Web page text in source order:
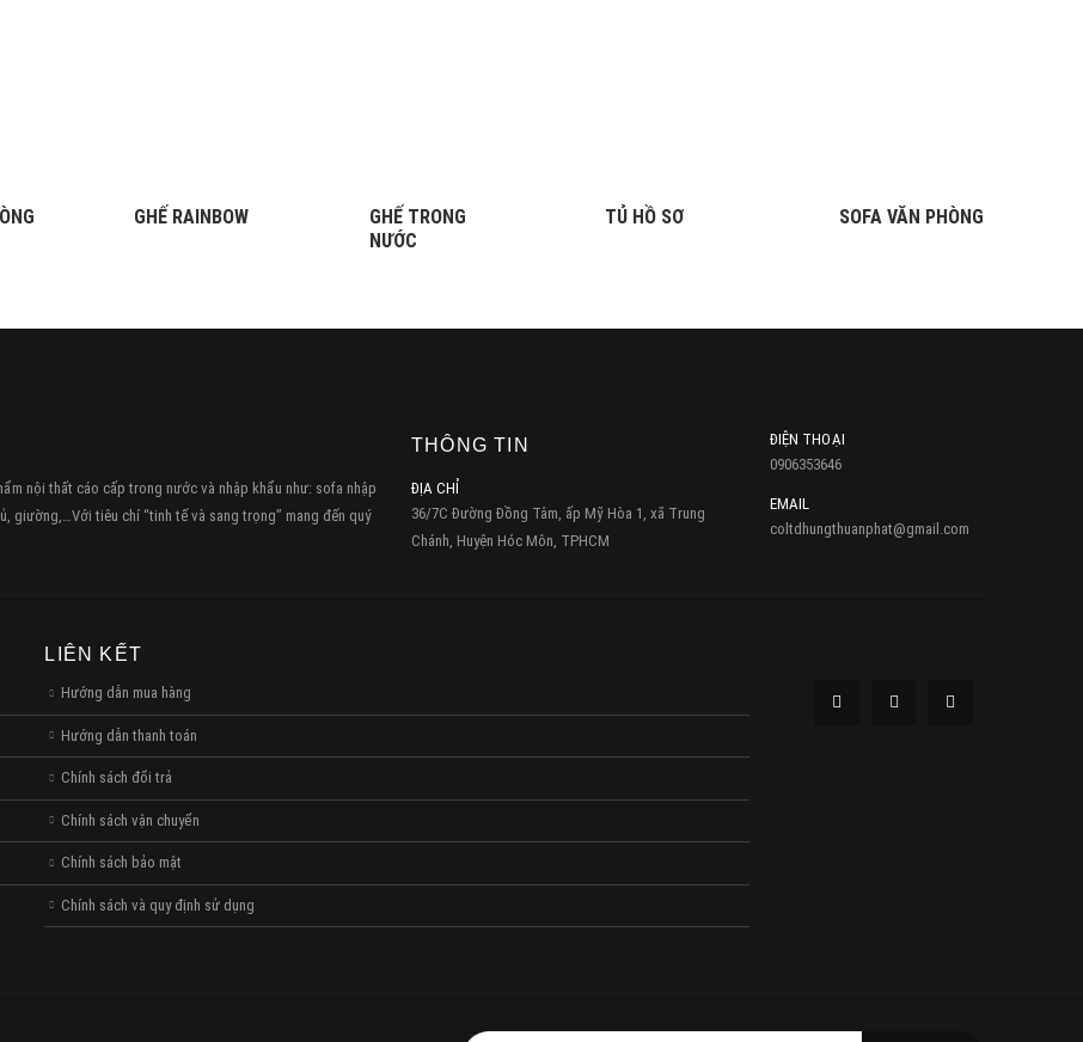
GHẾ RAINBOW
GHẾ TRONG
NƯỚC
TỦ HỒ SƠ SOFA VĂN PHÒNG
nội thất cáo cấp trong nước và nhập khẩu như: sofa nhập
giường,…Với tiêu chí “tinh tế và sang trọng” mang đến quý
THÔNG TIN
ĐỊA CHỈ
36/7C Đường Đồng Tâm, ấp Mỹ Hòa 1, xã Trung
Chánh, Huyện Hóc Môn, TPHCM
ĐIỆN THOẠI
0906353646
EMAIL
coltdhungthuanphat@gmail.com
LIÊN KẾT
Hướng dẫn mua hàng
Hướng dẫn thanh toán
Chính sách đổi trả
Chính sách vận chuyển
Chính sách bảo mật
Chính sách và quy định sử dụng